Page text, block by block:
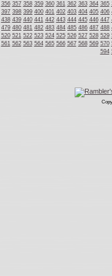
356 357 358 359 360 361 362 363 364 365
397 398 399 400 401 402 403 404 405 406
438 439 440 441 442 443 444 445 446 447
479 480 481 482 483 484 485 486 487 488
520 521 522 523 524 525 526 527 528 529
561 562 563 564 565 566 567 568 569 570
594